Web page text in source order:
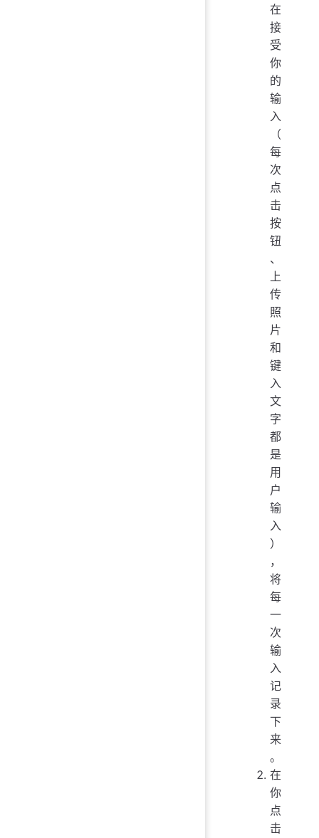
在
接
受
你
的
输
入
（
每
次
点
击
按
钮
、
上
传
照
片
和
键
入
文
字
都
是
用
户
输
入
）
，
将
每
一
次
输
入
记
录
下
来
。
在
你
点
击